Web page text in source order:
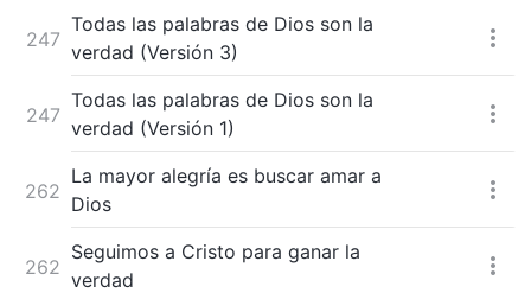
247
Todas las palabras de Dios son la
verdad (Versión 3)
247
Todas las palabras de Dios son la
verdad (Versión 1)
262
La mayor alegría es buscar amar a
Dios
262
Seguimos a Cristo para ganar la
verdad